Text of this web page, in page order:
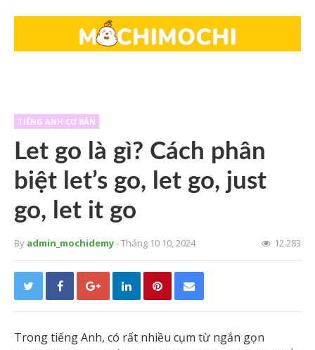
TIẾNG ANH CƠ BẢN
Let go là gì? Cách phân
biệt let’s go, let go, just
go, let it go
By admin_mochidemy- Tháng 10 10, 2024 12.283
Trong tiếng Anh, có rất nhiều cụm từ ngắn gọn